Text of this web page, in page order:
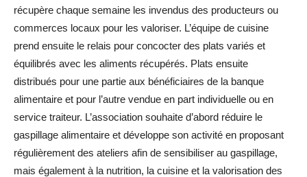
récupère chaque semaine les invendus des producteurs ou
commerces locaux pour les valoriser. L’équipe de cuisine
prend ensuite le relais pour concocter des plats variés et
équilibrés avec les aliments récupérés. Plats ensuite
distribués pour une partie aux bénéficiaires de la banque
alimentaire et pour l’autre vendue en part individuelle ou en
service traiteur. L’association souhaite d’abord réduire le
gaspillage alimentaire et développe son activité en proposant
régulièrement des ateliers afin de sensibiliser au gaspillage,
mais également à la nutrition, la cuisine et la valorisation des